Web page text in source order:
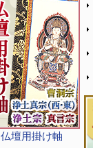
仏壇用掛け軸